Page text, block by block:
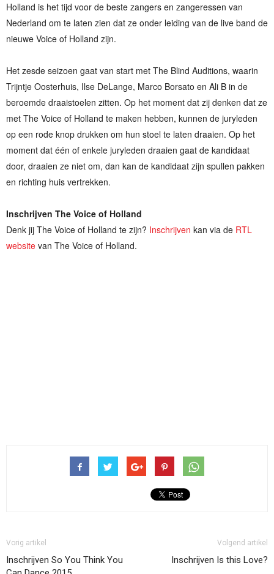
Holland is het tijd voor de beste zangers en zangeressen van
Nederland om te laten zien dat ze onder leiding van de live band de
nieuwe Voice of Holland zijn.
Het zesde seizoen gaat van start met The Blind Auditions, waarin
Trijntje Oosterhuis, Ilse DeLange, Marco Borsato en Ali B in de
beroemde draaistoelen zitten. Op het moment dat zij denken dat ze
met The Voice of Holland te maken hebben, kunnen de juryleden
op een rode knop drukken om hun stoel te laten draaien. Op het
moment dat één of enkele juryleden draaien gaat de kandidaat
door, draaien ze niet om, dan kan de kandidaat zijn spullen pakken
en richting huis vertrekken.
Inschrijven The Voice of Holland
Denk jij The Voice of Holland te zijn? Inschrijven kan via de RTL
website van The Voice of Holland.
Vorig artikel
Inschrijven So You Think You
Volgend artikel
Inschrijven Is this Love?